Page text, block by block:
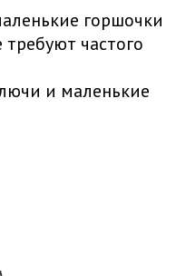
горшочки
частого
и маленькие